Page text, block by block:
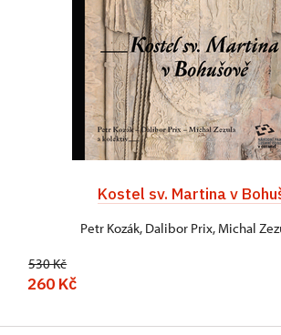
Kostel sv. Martina v
Petr Kozák, Dalibor Prix, Michal
530 Kč
260 Kč